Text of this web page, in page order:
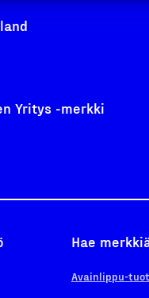
Yritys -merkki
Hae
Avainlippu-